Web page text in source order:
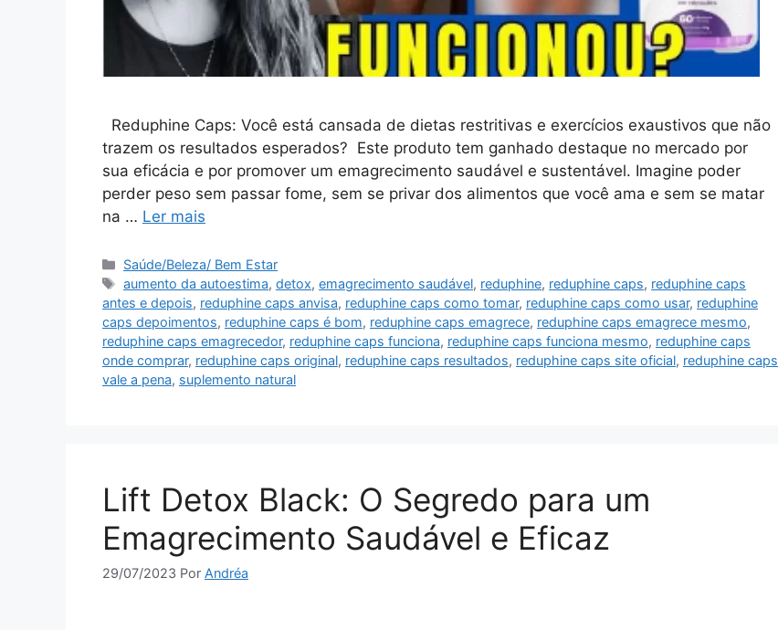
Reduphine Caps: Você está cansada de dietas restritivas e exercícios exaustivos que não
trazem os resultados esperados? Este produto tem ganhado destaque no mercado por
sua eficácia e por promover um emagrecimento saudável e sustentável. Imagine poder
perder peso sem passar fome, sem se privar dos alimentos que você ama e sem se matar
na … Ler mais
Categorias
Saúde/Beleza/ Bem Estar
Tags
aumento da autoestima,detox,emagrecimento saudável, reduphine, reduphine caps, reduphine caps
antes e depois, reduphine caps anvisa, reduphine caps como tomar, reduphine caps como usar, reduphine
caps depoimentos, reduphine caps é bom, reduphine caps emagrece, reduphine caps emagrece mesmo,
reduphine caps emagrecedor, reduphine caps funciona, reduphine caps funciona mesmo, reduphine caps
onde comprar, reduphine caps original, reduphine caps resultados, reduphine caps site oficial, reduphine caps
vale a pena, suplemento natural
Lift Detox Black: O Segredo para um
Emagrecimento Saudável e Eficaz
29/07/2023 Por Andréa